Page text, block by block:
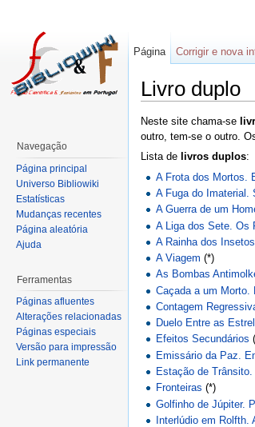
Livro duplo
Neste site chama-se
outro, tem-se o outro.
Lista de livros duplos:
A Frota dos Mortos.
A Fuga do Imaterial.
A Guerra de um
A Liga dos Sete. Os
A Rainha dos
A Viagem (*)
As Bombas
Caçada a um Morto.
Contagem
Duelo Entre as
Efeitos Secundários
Emissário da Paz.
Estação de
Fronteiras (*)
Golfinho de Júpiter.
Interlúdio em Rolfth.
Página Corrigir e nova
Navegação
Página principal
Universo Bibliowiki
Estatísticas
Mudanças recentes
Página aleatória
Ajuda
Ferramentas
Páginas afluentes
Alterações relacionadas
Páginas especiais
Versão para impressão
Link permanente